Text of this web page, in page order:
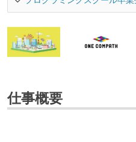
仕事概要